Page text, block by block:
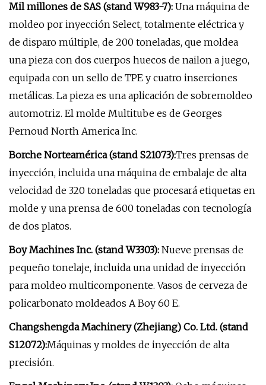
Mil millones de SAS (stand W983-7): Una máquina de
moldeo por inyección Select, totalmente eléctrica y
de disparo múltiple, de 200 toneladas, que moldea
una pieza con dos cuerpos huecos de nailon a juego,
equipada con un sello de TPE y cuatro inserciones
metálicas. La pieza es una aplicación de sobremoldeo
automotriz. El molde Multitube es de Georges
Pernoud North America Inc.
Borche Norteamérica (stand S21073):Tres prensas de
inyección, incluida una máquina de embalaje de alta
velocidad de 320 toneladas que procesará etiquetas en
molde y una prensa de 600 toneladas con tecnología
de dos platos.
Boy Machines Inc. (stand W3303): Nueve prensas de
pequeño tonelaje, incluida una unidad de inyección
para moldeo multicomponente. Vasos de cerveza de
policarbonato moldeados A Boy 60 E.
Changshengda Machinery (Zhejiang) Co. Ltd. (stand
S12072):Máquinas y moldes de inyección de alta
precisión.